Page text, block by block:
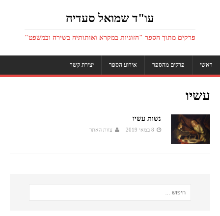
עו"ד שמואל סעדיה
פרקים מתוך הספר "הזוגיות במקרא ואותותיה בשירה ובמשפט"
ראשי פרקים מהספר אירוע הספר יצירת קשר
עשיו
נשות עשיו
8 במאי 2019 צוות האתר